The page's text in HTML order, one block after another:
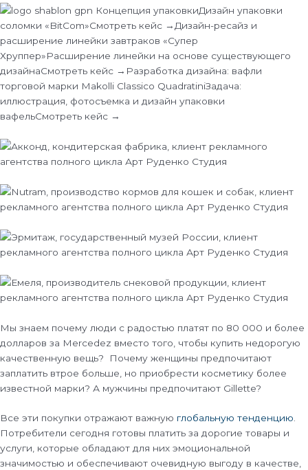
Мы знаем почему люди с радостью платят по 80 000 и более
долларов за Mercedez вместо того, чтобы купить недорогую
качественную вещь? Почему женщины предпочитают
заплатить втрое больше, но приобрести косметику более
известной марки? А мужчины предпочитают Gillette?
Все эти покупки отражают важную глобальную тенденцию.
Потребители сегодня готовы платить за дорогие товары и
услуги, которые обладают для них эмоциональной
значимостью и обеспечивают очевидную выгоду в качестве,